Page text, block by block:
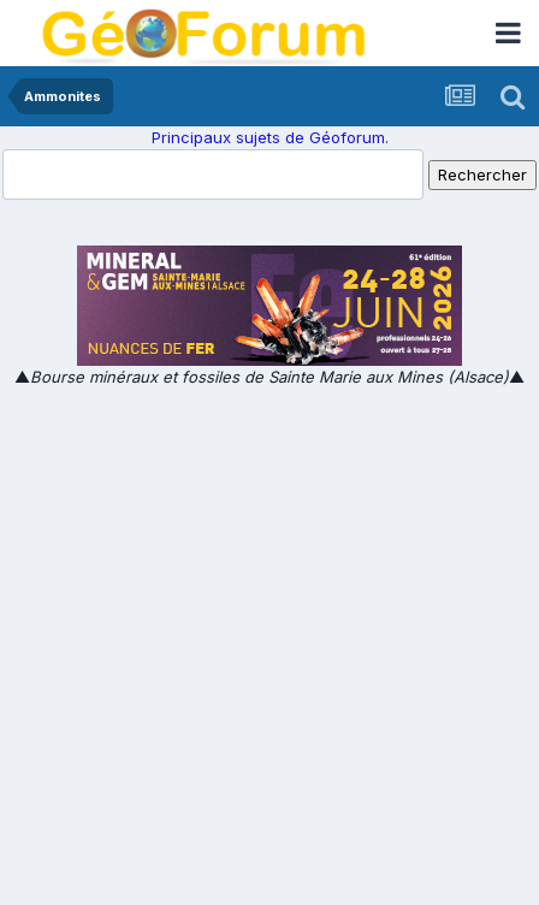
Ammonites
Principaux sujets de Géoforum.
▲Bourse minéraux et fossiles de Sainte Marie aux Mines (Alsace)▲